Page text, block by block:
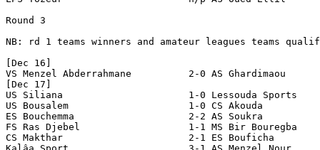
Round 3
NB: rd 1 teams winners and amateur leagues teams
[Dec 16]
VS Menzel Abderrahmane		2-0 AS Ghardimaou
[Dec 17]
US Siliana			1-0 Lessouda Sports
US Bousalem			1-0 CS Akouda
ES Bouchemma			2-2 AS Soukra				[2-2 aet; 2-4 pen]
FS Ras Djebel			1-1 MS Bir Bouregba			[1-1 aet; 3-1 pen]
CS Makthar			2-1 ES Bouficha